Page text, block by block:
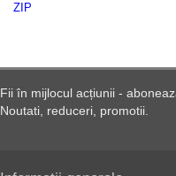
ZIP
Fii în mijlocul acțiunii -
Noutati, reduceri, promotii.